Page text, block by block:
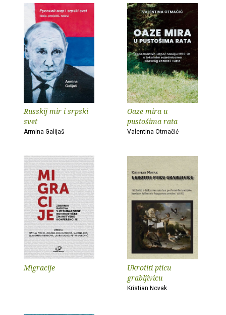
Russkij mir i srpski
svet
Armina Galijaš
Oaze mira u
pustošima rata
Valentina Otmačić
Migracije
Ukrotiti pticu
grabljivicu
Kristian Novak